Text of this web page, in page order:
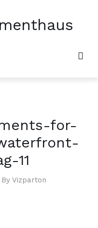
for-
11
By Vizparton